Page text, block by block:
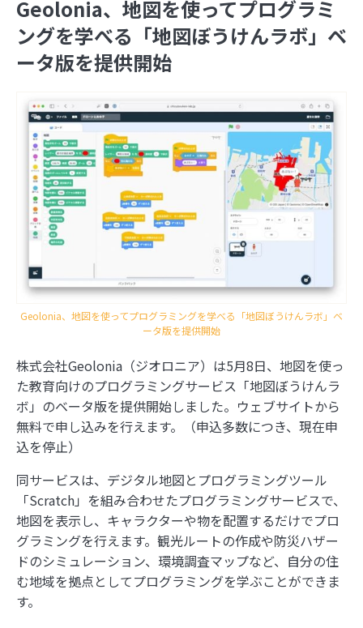
Geolonia、地図を使ってプログラミ
ングを学べる「地図ぼうけんラボ」ベ
ータ版を提供開始
Geolonia、地図を使ってプログラミングを学べる「地図ぼうけんラボ」ベ
ータ版を提供開始
株式会社Geolonia（ジオロニア）は5月8日、地図を使っ
た教育向けのプログラミングサービス「地図ぼうけんラ
ボ」のベータ版を提供開始しました。ウェブサイトから
無料で申し込みを行えます。（申込多数につき、現在申
込を停止）
同サービスは、デジタル地図とプログラミングツール
「Scratch」を組み合わせたプログラミングサービスで、
地図を表示し、キャラクターや物を配置するだけでプロ
グラミングを行えます。観光ルートの作成や防災ハザー
ドのシミュレーション、環境調査マップなど、自分の住
む地域を拠点としてプログラミングを学ぶことができま
す。